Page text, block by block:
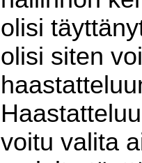
olisi
olisi siten
voitu valita